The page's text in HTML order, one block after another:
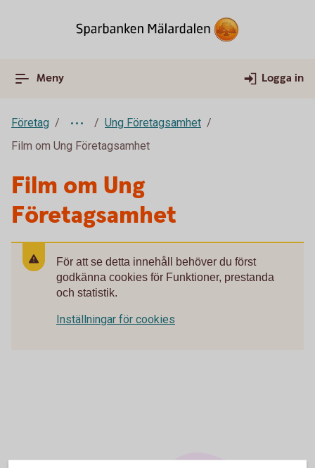
Meny Logga in
Företag
Ung Företagsamhet
Film om Ung Företagsamhet
Film om Ung
Företagsamhet
För att se detta innehåll behöver du först
godkänna cookies för Funktioner, prestanda
och statistik.
Inställningar för cookies